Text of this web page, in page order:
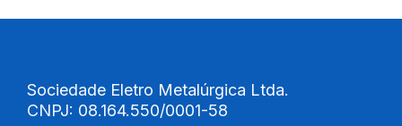
Sociedade Eletro Metalúrgica Ltda.
CNPJ: 08.164.550/0001-58